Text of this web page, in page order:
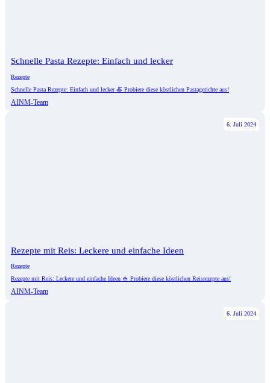
Schnelle Pasta Rezepte: Einfach und lecker
Rezepte
Schnelle Pasta Rezepte: Einfach und lecker 🍝 Probiere diese köstlichen Pastagerichte aus!
AINM-Team
Rezepte mit Reis: Leckere und einfache Ideen
Rezepte
Rezepte mit Reis: Leckere und einfache Ideen 🍚 Probiere diese köstlichen Reisrezepte aus!
AINM-Team
6. Juli 2024
6. Juli 2024